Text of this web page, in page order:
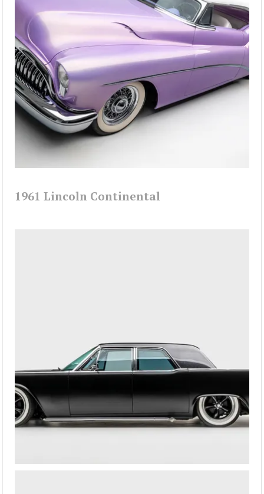
1961 Lincoln Continental